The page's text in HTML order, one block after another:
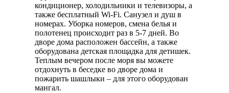
кондиционер, холодильники и телевизоры, а
также бесплатный Wi-Fi. Санузел и душ в
номерах. Уборка номеров, смена белья и
полотенец происходит раз в 5-7 дней. Во
дворе дома расположен бассейн, а также
оборудована детская площадка для детишек.
Теплым вечером после моря вы можете
отдохнуть в беседке во дворе дома и
пожарить шашлыки – для этого оборудован
мангал.